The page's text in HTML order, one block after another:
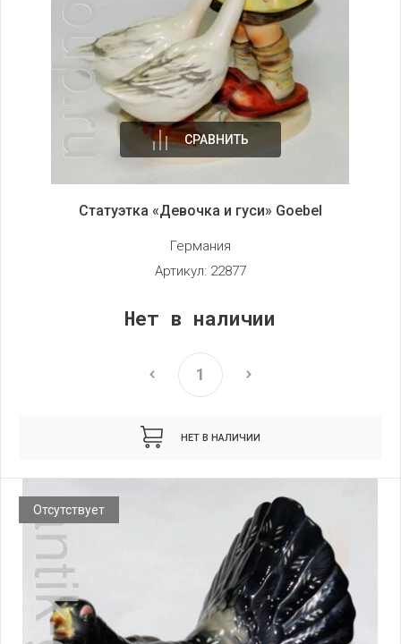
СРАВНИТЬ
Статуэтка «Девочка и гуси» Goebel
Германия
Артикул: 22877
Нет в наличии
НЕТ В НАЛИЧИИ
Отсутствует